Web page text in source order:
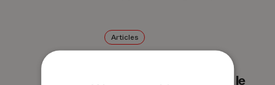
Articles
précision, ancrée dans le